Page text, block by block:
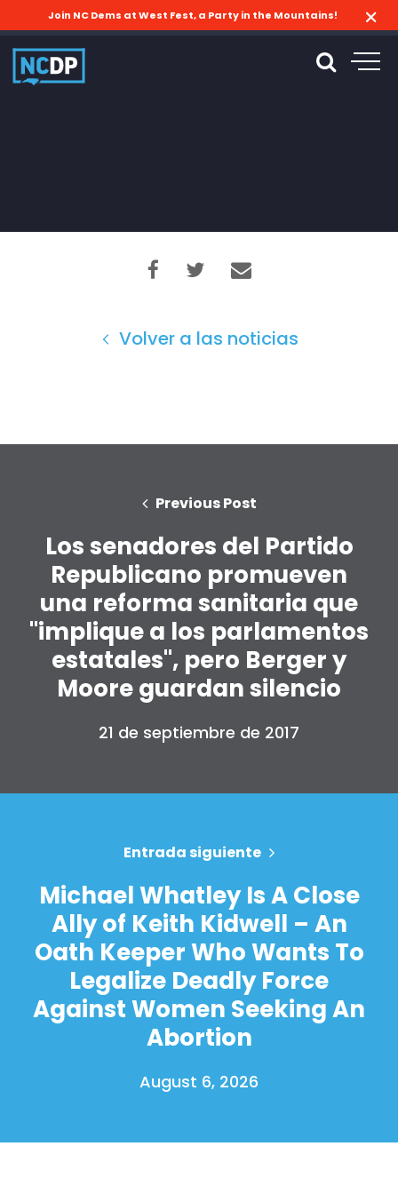
Join NC Dems at West Fest, a Party in the Mountains!
Volver a las noticias
Previous Post
Los senadores del Partido
Republicano promueven
una reforma sanitaria que
"implique a los parlamentos
estatales", pero Berger y
Moore guardan silencio
21 de septiembre de 2017
Entrada siguiente
Michael Whatley Is A Close
Ally of Keith Kidwell – An
Oath Keeper Who Wants To
Legalize Deadly Force
Against Women Seeking An
Abortion
August 6, 2026